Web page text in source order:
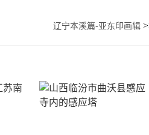
辽宁本溪篇-亚东印画辑